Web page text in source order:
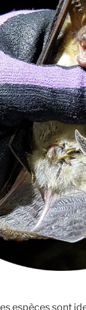
espèces sont